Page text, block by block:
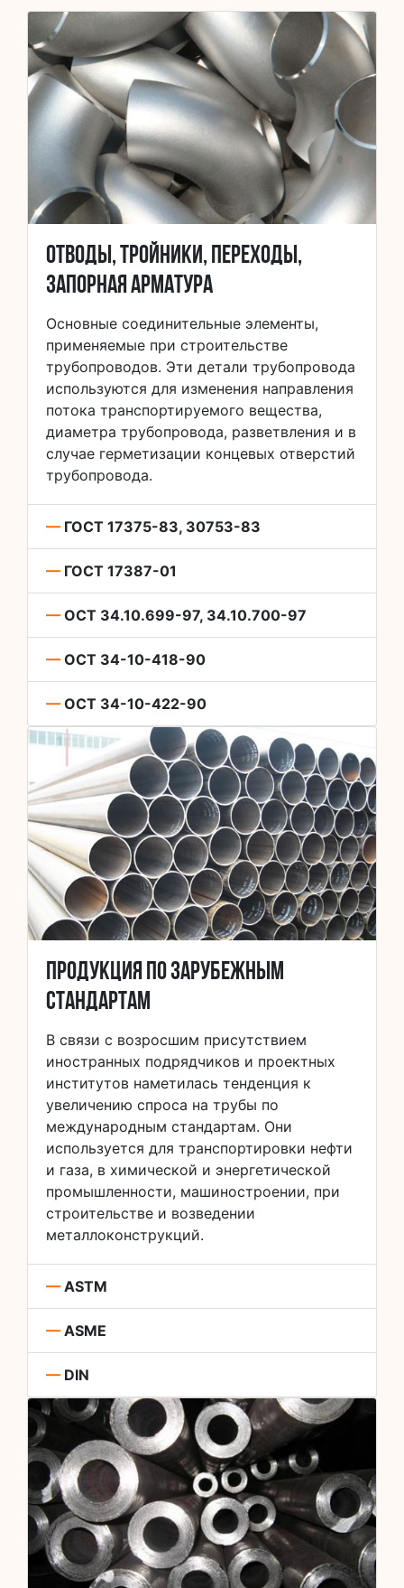
Отводы, тройники, переходы,
запорная арматура
Основные соединительные элементы,
применяемые при строительстве
трубопроводов. Эти детали трубопровода
используются для изменения направления
потока транспортируемого вещества,
диаметра трубопровода, разветвления и в
случае герметизации концевых отверстий
трубопровода.
— ГОСТ 17375-83, 30753-83
— ГОСТ 17387-01
— ОСТ 34.10.699-97, 34.10.700-97
— ОСТ 34-10-418-90
— ОСТ 34-10-422-90
Продукция по зарубежным
стандартам
В связи с возросшим присутствием
иностранных подрядчиков и проектных
институтов наметилась тенденция к
увеличению спроса на трубы по
международным стандартам. Они
используется для транспортировки нефти
и газа, в химической и энергетической
промышленности, машиностроении, при
строительстве и возведении
металлоконструкций.
— ASTM
— ASME
— DIN